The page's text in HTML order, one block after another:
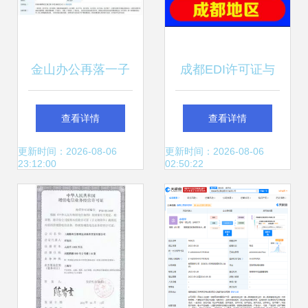
金山办公再落一子
珠海成立科技公
司，注册资本1000
万含基础电信业务
查看详情
更新时间：2026-08-06
23:12:00
成都EDI许可证与
基础电信业务 办理
条件与周期详解
查看详情
更新时间：2026-08-06
02:50:22